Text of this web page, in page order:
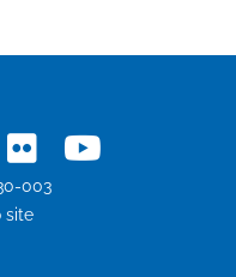
X Flickr
003
site